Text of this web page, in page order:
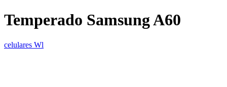
Temperado Samsung A60
celulares Wl